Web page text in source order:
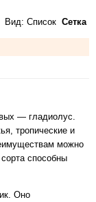
Вид: Список Сетка
— гладиолус.
тропические и
можно
способны
Оно